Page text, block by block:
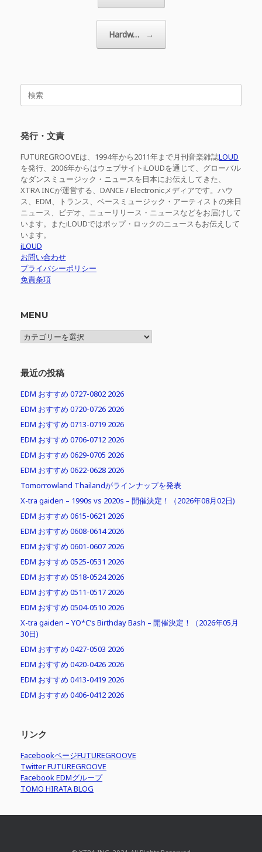
Hardw… →
検
発行・文責
FUTUREGROOVEは、1994年から2011年まで月刊音楽雑誌LOUD
を発行、2006年からはウェブサイトiLOUDを通じて、グローバル
なダンスミュージック・ニュースを日本にお伝えしてきた、
XTRA INCが運営する、DANCE / Electronicメディアです。ハウ
ス、EDM、トランス、ベースミュージック・アーティストの来日
ニュース、ビデオ、ニューリリース・ニュースなどをお届けして
います。またiLOUDではポップ・ロックのニュースもお伝えして
います。
iLOUD
お問い合わせ
プライバシーポリシー
免責条項
MENU
MENU
最近の投稿
EDM おすすめ 0727-0802 2026
EDM おすすめ 0720-0726 2026
EDM おすすめ 0713-0719 2026
EDM おすすめ 0706-0712 2026
EDM おすすめ 0629-0705 2026
EDM おすすめ 0622-0628 2026
Tomorrowland Thailandがラインナップを発表
X-tra gaiden – 1990s vs 2020s – 開催決定！（2026年08月02日)
EDM おすすめ 0615-0621 2026
EDM おすすめ 0608-0614 2026
EDM おすすめ 0601-0607 2026
EDM おすすめ 0525-0531 2026
EDM おすすめ 0518-0524 2026
EDM おすすめ 0511-0517 2026
EDM おすすめ 0504-0510 2026
X-tra gaiden – YO*C’s Birthday Bash – 開催決定！（2026年05月
30日)
EDM おすすめ 0427-0503 2026
EDM おすすめ 0420-0426 2026
EDM おすすめ 0413-0419 2026
EDM おすすめ 0406-0412 2026
リンク
FacebookページFUTUREGROOVE
Twitter FUTUREGROOVE
Facebook EDMグループ
TOMO HIRATA BLOG